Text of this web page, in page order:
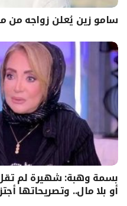
سامو زين يُعلن زواجه من
بسمة وهبة: شهيرة لم
أو بلا مال.. وتصريحاتها